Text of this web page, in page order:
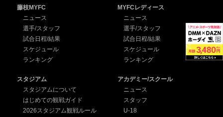
藤枝MYFC
ニュース
選手/スタッフ
試合日程/結果
スケジュール
ランキング
MYFCレディース
ニュース
選手/スタッフ
試合日程/結果
スケジュール
ランキング
スタジアム
スタジアムについて
はじめての観戦ガイド
2026スタジアム観戦ルール
アカデミー/スクール
ニュース
スタッフ
U-18